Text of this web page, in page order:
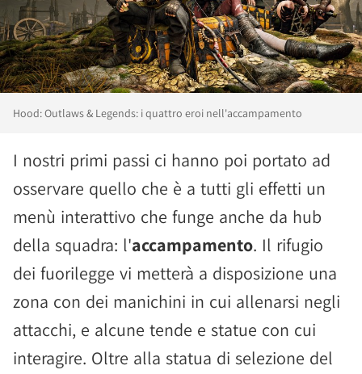
Hood: Outlaws & Legends: i quattro eroi nell'accampamento
I nostri primi passi ci hanno poi portato ad
osservare quello che è a tutti gli effetti un
menù interattivo che funge anche da hub
della squadra: l'accampamento. Il rifugio
dei fuorilegge vi metterà a disposizione una
zona con dei manichini in cui allenarsi negli
attacchi, e alcune tende e statue con cui
interagire. Oltre alla statua di selezione del